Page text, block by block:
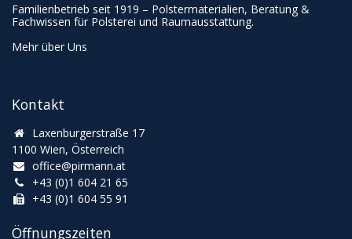
Kontakt
Laxenburgerstraße 17
1100 Wien, Österreich
office@pirmann.at
+43 (0)1 604 21 65
+43 (0)1 604 55 91
Öffnungszeiten
Familienbetrieb seit 1919 – Polstermaterialien, Beratung &
Fachwissen für Polsterei und Raumausstattung.
Mehr über Uns